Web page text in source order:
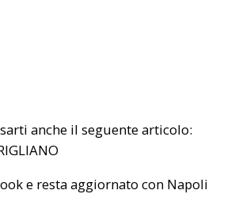
anche il seguente articolo:
e resta aggiornato con Napoli